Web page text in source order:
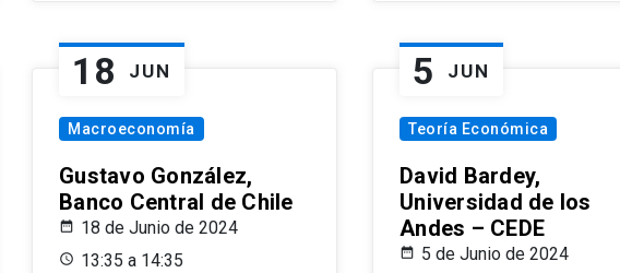
18 JUN
Macroeconomía
Gustavo González,
Banco Central de Chile
18 de Junio de 2024
13:35 a 14:35
5 JUN
Teoría Económica
David Bardey,
Universidad de los
Andes – CEDE
5 de Junio de 2024